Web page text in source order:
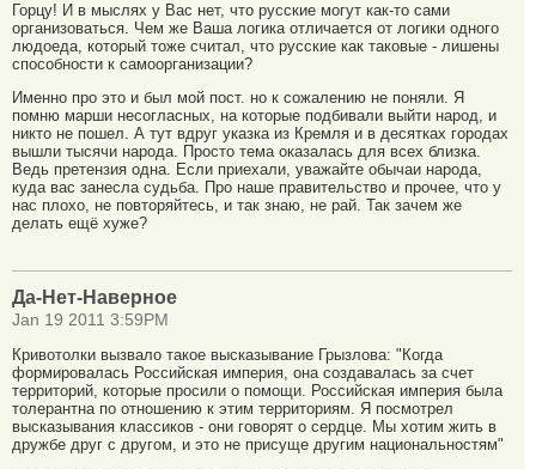
Горцу! И в мыслях у Вас нет, что русские могут как-то сами
организоваться. Чем же Ваша логика отличается от логики одного
людоеда, который тоже считал, что русские как таковые - лишены
способности к самоорганизации?
Именно про это и был мой пост. но к сожалению не поняли. Я
помню марши несогласных, на которые подбивали выйти народ, и
никто не пошел. А тут вдруг указка из Кремля и в десятках городах
вышли тысячи народа. Просто тема оказалась для всех близка.
Ведь претензия одна. Если приехали, уважайте обычаи народа,
куда вас занесла судьба. Про наше правительство и прочее, что у
нас плохо, не повторяйтесь, и так знаю, не рай. Так зачем же
делать ещё хуже?
Да-Нет-Наверное
Jan 19 2011 3:59PM
Кривотолки вызвало такое высказывание Грызлова: "Когда
формировалась Российская империя, она создавалась за счет
территорий, которые просили о помощи. Российская империя была
толерантна по отношению к этим территориям. Я посмотрел
высказывания классиков - они говорят о сердце. Мы хотим жить в
дружбе друг с другом, и это не присуще другим национальностям"